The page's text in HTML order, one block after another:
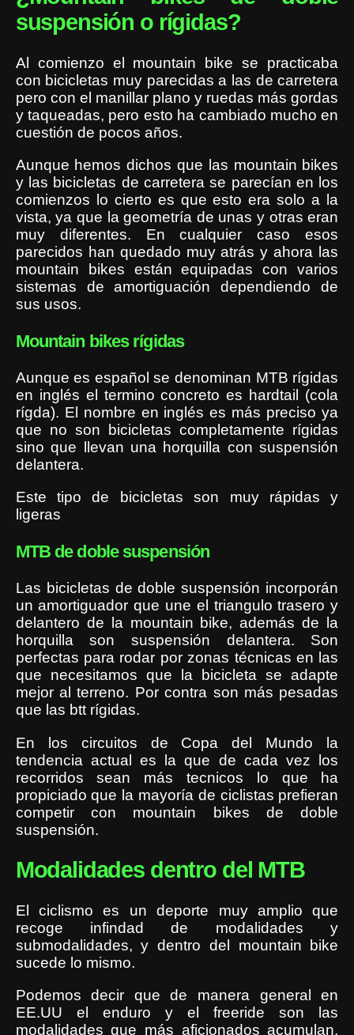
suspensión o rígidas?
Al comienzo el mountain bike se practicaba
con bicicletas muy parecidas a las de carretera
pero con el manillar plano y ruedas más gordas
y taqueadas, pero esto ha cambiado mucho en
cuestión de pocos años.
Aunque hemos dichos que las mountain bikes
y las bicicletas de carretera se parecían en los
comienzos lo cierto es que esto era solo a la
vista, ya que la geometría de unas y otras eran
muy diferentes. En cualquier caso esos
parecidos han quedado muy atrás y ahora las
mountain bikes están equipadas con varios
sistemas de amortiguación dependiendo de
sus usos.
Mountain bikes rígidas
Aunque es español se denominan MTB rígidas
en inglés el termino concreto es hardtail (cola
rígda). El nombre en inglés es más preciso ya
que no son bicicletas completamente rígidas
sino que llevan una horquilla con suspensión
delantera.
Este tipo de bicicletas son muy rápidas y
ligeras
MTB de doble suspensión
Las bicicletas de doble suspensión incorporán
un amortiguador que une el triangulo trasero y
delantero de la mountain bike, además de la
horquilla son suspensión delantera. Son
perfectas para rodar por zonas técnicas en las
que necesitamos que la bicicleta se adapte
mejor al terreno. Por contra son más pesadas
que las btt rígidas.
En los circuitos de Copa del Mundo la
tendencia actual es la que de cada vez los
recorridos sean más tecnicos lo que ha
propiciado que la mayoría de ciclistas prefieran
competir con mountain bikes de doble
suspensión.
Modalidades dentro del MTB
El ciclismo es un deporte muy amplio que
recoge infindad de modalidades y
submodalidades, y dentro del mountain bike
sucede lo mismo.
Podemos decir que de manera general en
EE.UU el enduro y el freeride son las
modalidades que más aficionados acumulan,